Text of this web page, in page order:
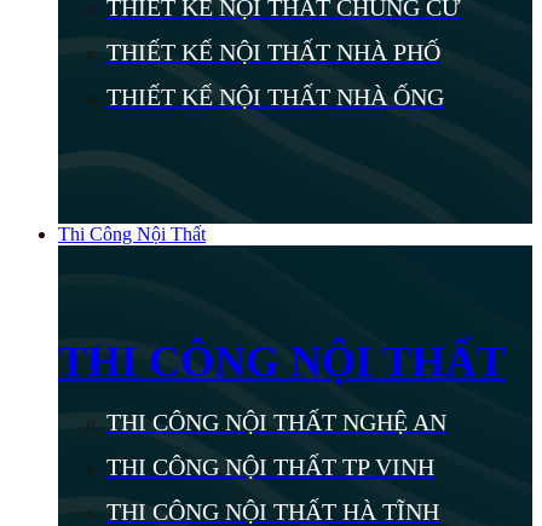
THIẾT KẾ NỘI THẤT CHUNG CƯ
THIẾT KẾ NỘI THẤT NHÀ PHỐ
THIẾT KẾ NỘI THẤT NHÀ ỐNG
Thi Công Nội Thất
THI CÔNG NỘI THẤT
THI CÔNG NỘI THẤT NGHỆ AN
THI CÔNG NỘI THẤT TP VINH
THI CÔNG NỘI THẤT HÀ TĨNH